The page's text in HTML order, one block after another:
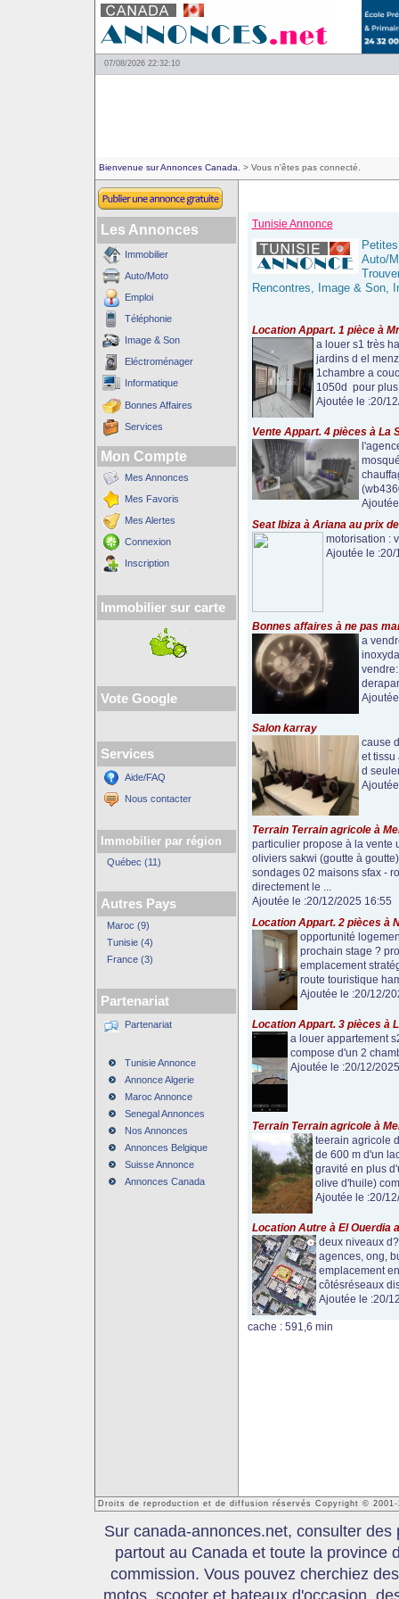
07/08/2026 22:32:10
Bienvenue sur Annonces Canada. > Vous n'êtes pas connecté.
Les Annonces
Immobilier
Auto/Moto
Emploi
Téléphonie
Image & Son
Eléctroménager
Informatique
Bonnes Affaires
Services
Mon Compte
Mes Annonces
Mes Favoris
Mes Alertes
Connexion
Inscription
Immobilier sur carte
Vote Google
Services
Aide/FAQ
Nous contacter
Immobilier par région
Québec (11)
Autres Pays
Maroc (9)
Tunisie (4)
France (3)
Partenariat
Partenariat
Tunisie Annonce
Annonce Algerie
Maroc Annonce
Senegal Annonces
Nos Annonces
Annonces Belgique
Suisse Annonce
Annonces Canada
Tunisie Annonce
Auto/
Rencontres, Image & Son,
Location Appart. 1 pièce à
a louer s1 très
jardins d el
1chambre a
1050d pour
Ajoutée le :20/
Vente Appart. 4 pièces à La
Seat Ibiza à Ariana au prix
motorisation :
Ajoutée le :20/
Bonnes affaires à ne pas
a
Salon karray
cause
et tissu
d
Terrain Terrain agricole à
particulier propose à la vente
oliviers sakwi (goutte à
sondages 02 maisons sfax -
directement le ...
Ajoutée le :20/12/2025 16:55
Location Appart. 2 pièces à
opportunité
prochain stage ?
emplacement
route touristique
Ajoutée le :20/12/
Location Appart. 3 pièces à
a louer appartement
compose d'un 2
Ajoutée le :20/12/
Terrain Terrain agricole à
teerain agricole
de 600 m d'un
gravité en plus
olive d'huile)
Ajoutée le :20/
Location Autre à El Ouerdia
deux niveaux
agences, ong,
emplacement
côtésréseaux
Ajoutée le :20/
cache : 591,6 min
Droits de reproduction et de diffusion réservés Copyright ©
Sur canada-annonces.net, consulter
partout au Canada et toute la province
commission. Vous pouvez cherchiez
motos, scooter et bateaux d'occasion,